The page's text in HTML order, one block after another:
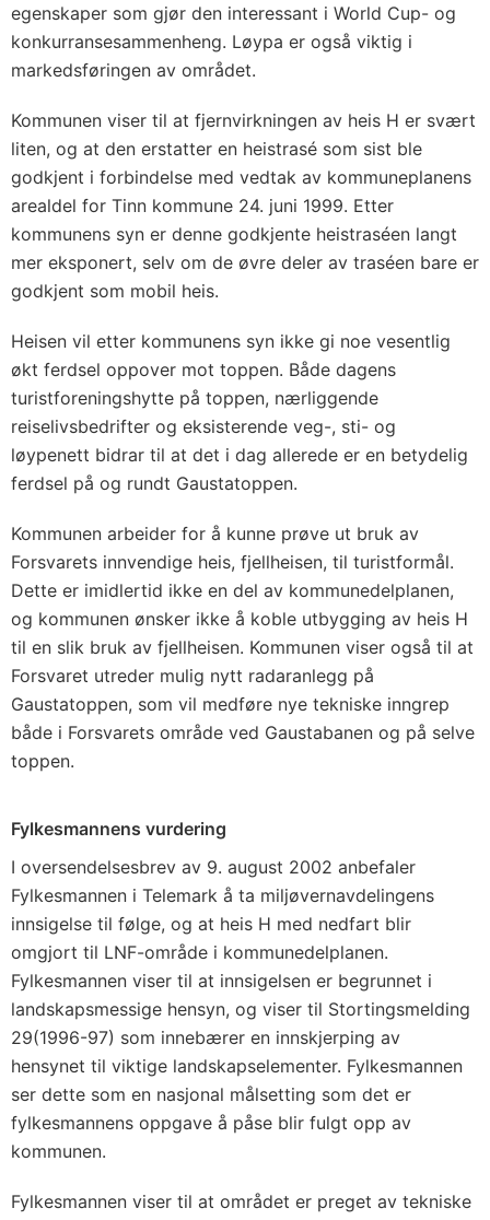
egenskaper som gjør den interessant i World Cup- og
konkurransesammenheng. Løypa er også viktig i
markedsføringen av området.
Kommunen viser til at fjernvirkningen av heis H er svært
liten, og at den erstatter en heistrasé som sist ble
godkjent i forbindelse med vedtak av kommuneplanens
arealdel for Tinn kommune 24. juni 1999. Etter
kommunens syn er denne godkjente heistraséen langt
mer eksponert, selv om de øvre deler av traséen bare er
godkjent som mobil heis.
Heisen vil etter kommunens syn ikke gi noe vesentlig
økt ferdsel oppover mot toppen. Både dagens
turistforeningshytte på toppen, nærliggende
reiselivsbedrifter og eksisterende veg-, sti- og
løypenett bidrar til at det i dag allerede er en betydelig
ferdsel på og rundt Gaustatoppen.
Kommunen arbeider for å kunne prøve ut bruk av
Forsvarets innvendige heis, fjellheisen, til turistformål.
Dette er imidlertid ikke en del av kommunedelplanen,
og kommunen ønsker ikke å koble utbygging av heis H
til en slik bruk av fjellheisen. Kommunen viser også til at
Forsvaret utreder mulig nytt radaranlegg på
Gaustatoppen, som vil medføre nye tekniske inngrep
både i Forsvarets område ved Gaustabanen og på selve
toppen.
Fylkesmannens vurdering
I oversendelsesbrev av 9. august 2002 anbefaler
Fylkesmannen i Telemark å ta miljøvernavdelingens
innsigelse til følge, og at heis H med nedfart blir
omgjort til LNF-område i kommunedelplanen.
Fylkesmannen viser til at innsigelsen er begrunnet i
landskapsmessige hensyn, og viser til Stortingsmelding
29(1996-97) som innebærer en innskjerping av
hensynet til viktige landskapselementer. Fylkesmannen
ser dette som en nasjonal målsetting som det er
fylkesmannens oppgave å påse blir fulgt opp av
kommunen.
Fylkesmannen viser til at området er preget av tekniske